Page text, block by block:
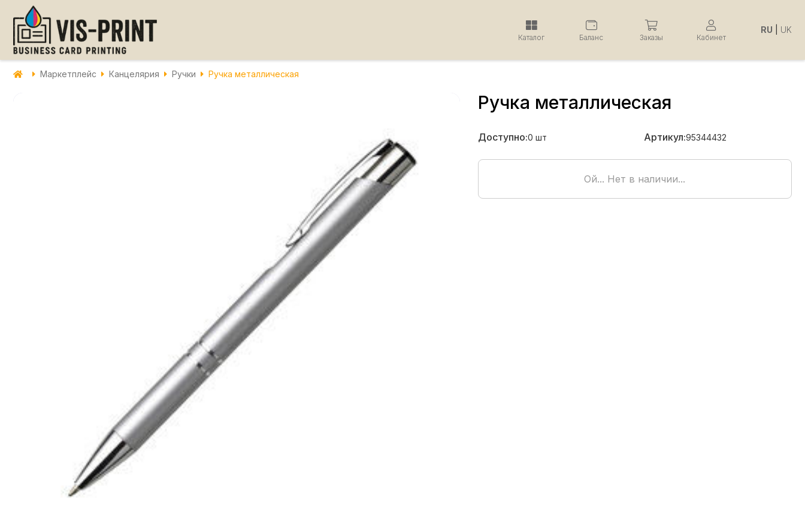
Каталог Баланс Заказы Кабинет
RU UK
Маркетплейс Канцелярия Ручки Ручка металлическая
Ручка металлическая
Доступно:0 шт Артикул:95344432
Ой... Нет в наличии...